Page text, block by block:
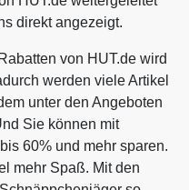
direkt angezeigt.
von HUT.de wird
werden viele Artikel
unter den Angeboten
Sie können mit
60% und mehr sparen.
mehr Spaß. Mit den